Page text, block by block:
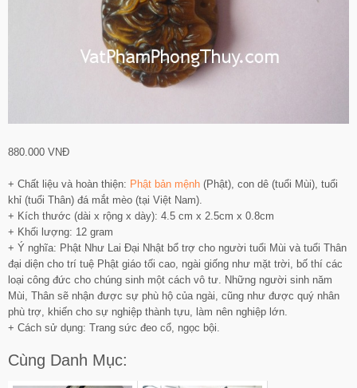
880.000 VNĐ
+ Chất liệu và hoàn thiện: Phật bản mệnh (Phật), con dê (tuổi Mùi), tuổi
khỉ (tuổi Thân) đá mắt mèo (tại Việt Nam).
+ Kích thước (dài x rộng x dày): 4.5 cm x 2.5cm x 0.8cm
+ Khối lượng: 12 gram
+ Ý nghĩa: Phật Như Lai Đại Nhật bổ trợ cho người tuổi Mùi và tuổi Thân
đại diện cho trí tuệ Phật giáo tối cao, ngài giống như mặt trời, bố thí các
loại công đức cho chúng sinh một cách vô tư. Những người sinh năm
Mùi, Thân sẽ nhận được sự phù hộ của ngài, cũng như được quý nhân
phù trợ, khiến cho sự nghiệp thành tựu, làm nên nghiệp lớn.
+ Cách sử dụng: Trang sức đeo cổ, ngọc bội.
Cùng Danh Mục: